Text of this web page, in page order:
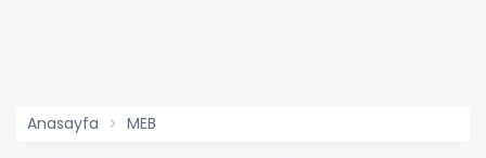
Anasayfa MEB